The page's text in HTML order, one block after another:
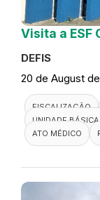
Visita a ESF
DEFIS
20 de August
FISCALIZAÇÃO
UNIDADE
ATO MÉDICO